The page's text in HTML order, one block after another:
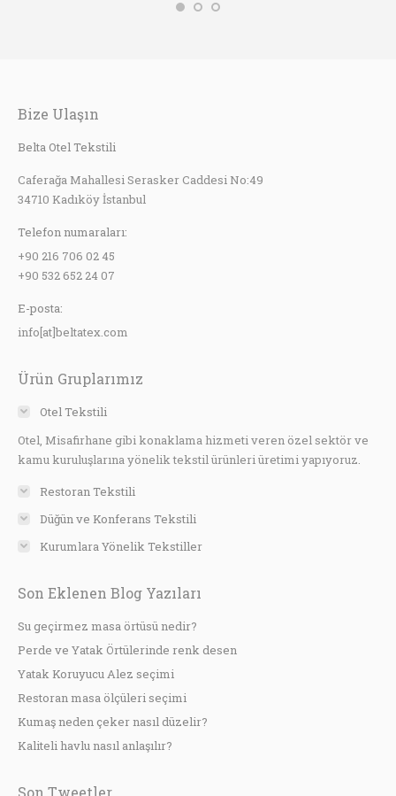
Bize Ulaşın
Belta Otel Tekstili
Caferağa Mahallesi Serasker Caddesi No:49
34710 Kadıköy İstanbul
Telefon numaraları:
+90 216 706 02 45
+90 532 652 24 07
E-posta:
info[at]beltatex.com
Ürün Gruplarımız
Otel Tekstili
Otel, Misafirhane gibi konaklama hizmeti veren özel sektör ve
kamu kuruluşlarına yönelik tekstil ürünleri üretimi yapıyoruz.
Restoran Tekstili
Düğün ve Konferans Tekstili
Kurumlara Yönelik Tekstiller
Son Eklenen Blog Yazıları
Su geçirmez masa örtüsü nedir?
Perde ve Yatak Örtülerinde renk desen
Yatak Koruyucu Alez seçimi
Restoran masa ölçüleri seçimi
Kumaş neden çeker nasıl düzelir?
Kaliteli havlu nasıl anlaşılır?
Son Tweetler